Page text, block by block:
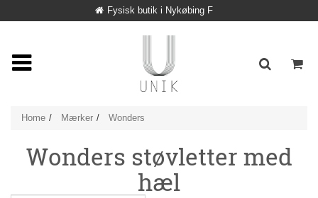
Fysisk butik i Nykøbing F
Home Mærker Wonders
Wonders støvletter med
hæl